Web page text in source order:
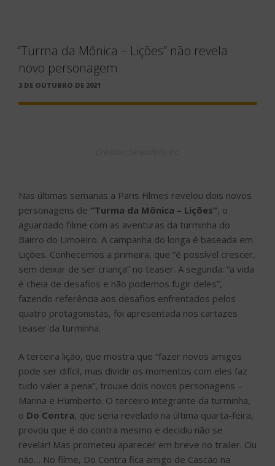
“Turma da Mônica – Lições” não revela
novo personagem
PUBLICADO
3 DE OUTUBRO DE 2021
Nas últimas semanas a Paris Filmes revelou dois novos
personagens de “Turma da Mônica – Lições”, o
aguardado filme com as aventuras da turminha do
Bairro do Limoeiro. A campanha do longa é baseada em
Lições. Conhecemos a primeira, que “é possível crescer,
sem deixar de ser criança” no teaser. A segunda: “a vida
é cheia de desafios e não podemos fugir deles”,
fazendo referência aos desafios enfrentados pelos
quatro protagonistas, foi apresentada nos cartazes
teaser da turminha.
A terceira lição, que mostra que “fazer novos amigos
pode ser difícil, mas dividir os momentos com eles faz
tudo valer a pena”, trouxe dois novos personagens –
Marina e Humberto. O terceiro integrante da turminha,
o Do Contra, que seria revelado na última quarta-feira,
provou que é do contra mesmo e decidiu não se
revelar! Mas prometeu aparecer em breve no trailer. Ou
não… No filme, Do Contra fica amigo de Cascão na